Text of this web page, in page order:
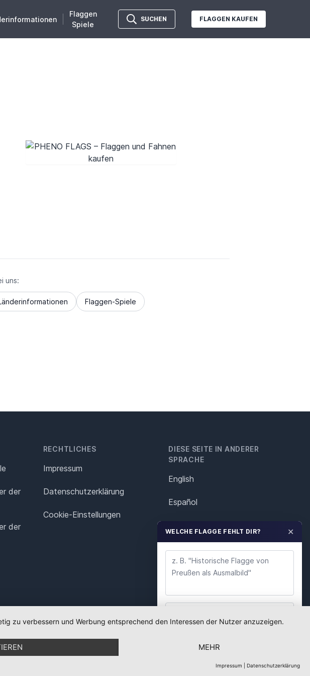
Flaggen
Spiele
SUCHEN FLAGGEN KAUFEN
uns:
Flaggen-Spiele
der
der
RECHTLICHES
Impressum
Datenschutz­erklärung
Cookie-Einstellungen
DIESE SEITE IN ANDERER
SPRACHE
English
Español
Italiano
Polska
Português
Nederlands
WELCHE FLAGGE FEHLT DIR? ✕
zu verbessern und Werbung entsprechend den Interessen der Nutzer anzuzeigen.
MEHR
Impressum Datenschutzerklärung